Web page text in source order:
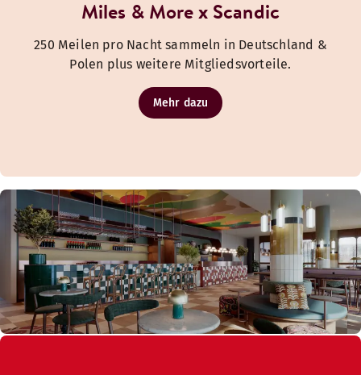
Miles & More x Scandic
250 Meilen pro Nacht sammeln in Deutschland &
Polen plus weitere Mitgliedsvorteile.
Mehr dazu